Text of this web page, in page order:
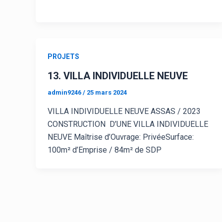
PROJETS
13. VILLA INDIVIDUELLE NEUVE
admin9246 / 25 mars 2024
VILLA INDIVIDUELLE NEUVE ASSAS / 2023
CONSTRUCTION D’UNE VILLA INDIVIDUELLE
NEUVE Maîtrise d’Ouvrage: PrivéeSurface:
100m² d’Emprise / 84m² de SDP